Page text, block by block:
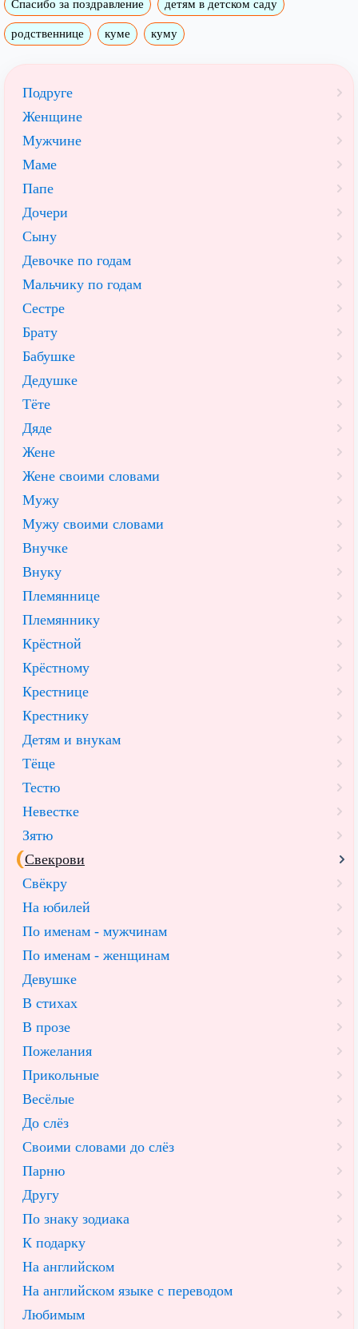
Спасибо за поздравление детям в детском саду
родственнице куме куму
Подруге
Женщине
Мужчине
Маме
Папе
Дочери
Сыну
Девочке по годам
Мальчику по годам
Сестре
Брату
Бабушке
Дедушке
Тёте
Дяде
Жене
Жене своими словами
Мужу
Мужу своими словами
Внучке
Внуку
Племяннице
Племяннику
Крёстной
Крёстному
Крестнице
Крестнику
Детям и внукам
Тёще
Тестю
Невестке
Зятю
Свекрови
Свёкру
На юбилей
По именам - мужчинам
По именам - женщинам
Девушке
В стихах
В прозе
Пожелания
Прикольные
Весёлые
До слёз
Своими словами до слёз
Парню
Другу
По знаку зодиака
К подарку
На английском
На английском языке с переводом
Любимым